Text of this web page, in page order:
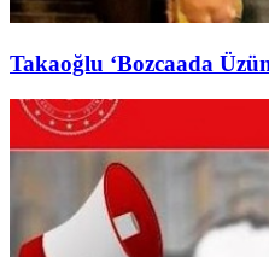
Takaoğlu ‘Bozcaada